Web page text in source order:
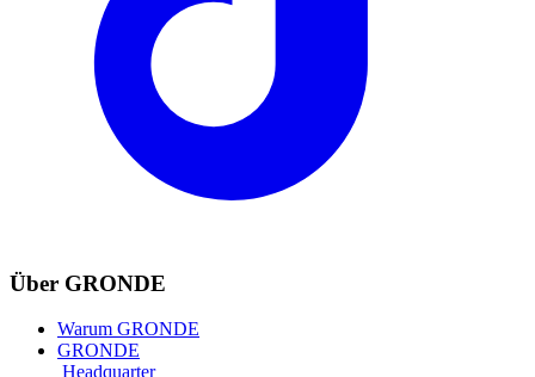
Über GRONDE
Warum GRONDE
GRONDE
Headquarter